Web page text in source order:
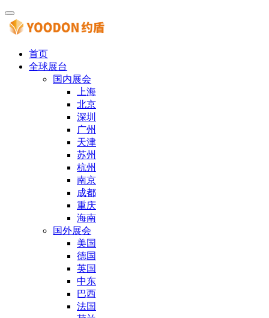
首页
全球展台
国内展会
上海
北京
深圳
广州
天津
苏州
杭州
南京
成都
重庆
海南
国外展会
美国
德国
英国
中东
巴西
法国